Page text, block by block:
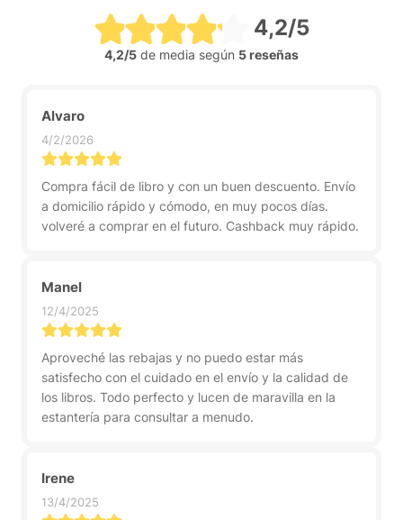
4,2/5
4,2/5 de media según 5 reseñas
Alvaro
4/2/2026
Compra fácil de libro y con un buen descuento. Envío
a domicilio rápido y cómodo, en muy pocos días.
volveré a comprar en el futuro. Cashback muy rápido.
Manel
12/4/2025
Aproveché las rebajas y no puedo estar más
satisfecho con el cuidado en el envío y la calidad de
los libros. Todo perfecto y lucen de maravilla en la
estantería para consultar a menudo.
Irene
13/4/2025